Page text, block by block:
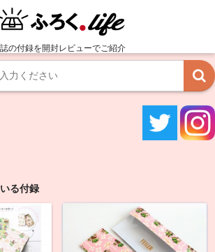
の付録を開封レビューでご紹介
る付録